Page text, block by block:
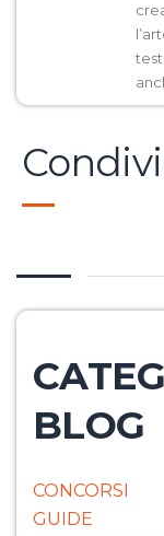
BLOG
CONCORSI
GUIDE